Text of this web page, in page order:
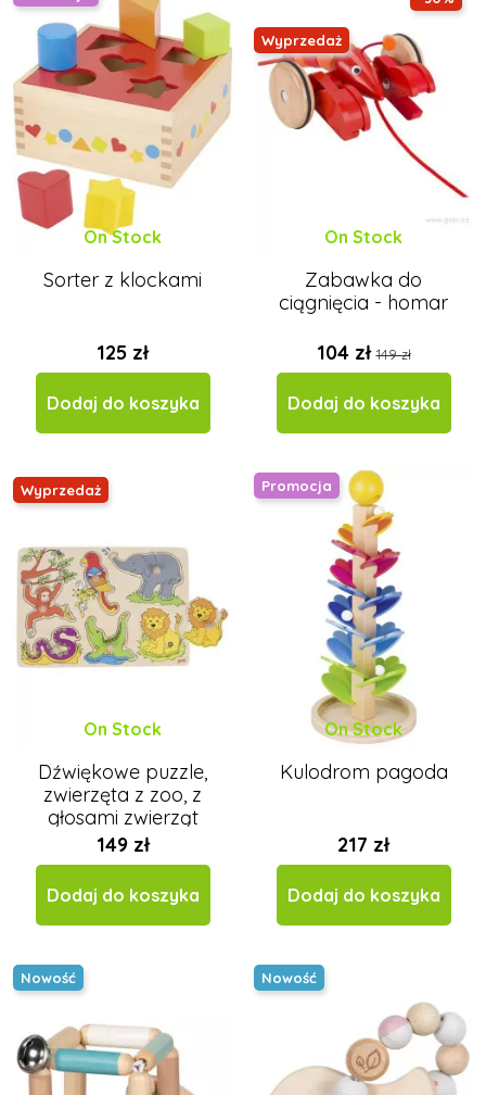
On Stock
Sorter z klockami
125 zł
Dodaj do koszyka
Wyprzedaż
On Stock
Zabawka do
ciągnięcia - homar
104 zł149 zł
Dodaj do koszyka
Wyprzedaż
On Stock
Dźwiękowe puzzle,
zwierzęta z zoo, z
głosami zwierząt
149 zł
Dodaj do koszyka
Promocja
On Stock
Kulodrom pagoda
217 zł
Dodaj do koszyka
Nowość Nowość